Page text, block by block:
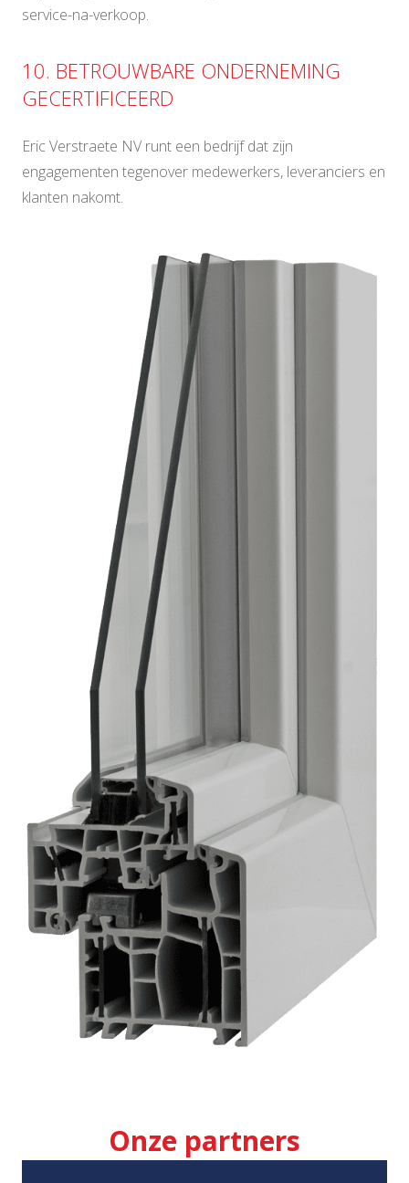
service-na-verkoop.
10. BETROUWBARE ONDERNEMING
GECERTIFICEERD
Eric Verstraete NV runt een bedrijf dat zijn
engagementen tegenover medewerkers, leveranciers en
klanten nakomt.
Onze partners